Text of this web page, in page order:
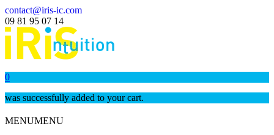
contact@iris-ic.com
09 81 95 07 14
0
was successfully added to your cart.
MENUMENU